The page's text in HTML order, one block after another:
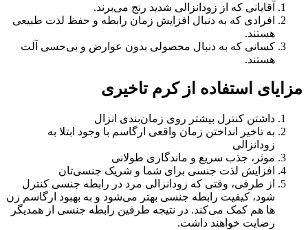
آقایانی که از زودانزالی شدید رنج می‌برند.
افرادی که به دنبال افزایش زمان رابطه و حفظ لذت طبیعی
هستند.
کسانی که به دنبال محصولی بدون عوارض و بی‌حسی آلت
هستند.
مزایای استفاده از کرم تاخیری
داشتن کنترل بیشتر روی زمان‌بندی انزال
به تاخیر انداختن زمان واقعی ارگاسم با وجود ابتلا به
زودانزالی
موثر، جذب سریع و ماندگاری طولانی
افزایش لذت جنسی برای شما و شریک جنسی‌تان
از طرفی، وقتی که زودانزالی مرد در رابطه جنسی کنترل
شود، کیفیت رابطه جنسی بهتر می‌شود و به بهبود ارگاسم زن
ها هم کمک می‌کند. در نتیجه طرفین رابطه جنسی از همدیگر
رضایت خواهند داشت.